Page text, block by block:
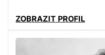
ZOBRAZIT PROFIL